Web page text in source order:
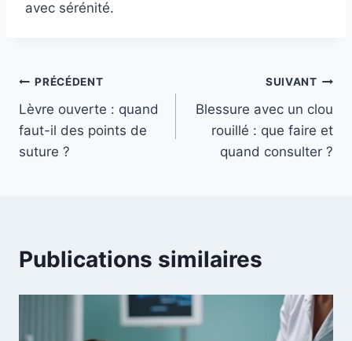
avec sérénité.
Navigation
de
l’article
PRÉCÉDENT
Lèvre ouverte : quand
faut-il des points de
suture ?
SUIVANT
Blessure avec un clou
rouillé : que faire et
quand consulter ?
Publications similaires